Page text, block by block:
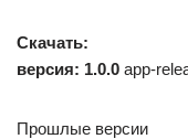
Скачать:
версия: 1.0.0 app-
Прошлые версии